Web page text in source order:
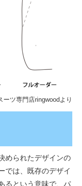
ーツ専門店ringwoodより
められたデザインの
では、既存のデザイ
るという意味で、パ